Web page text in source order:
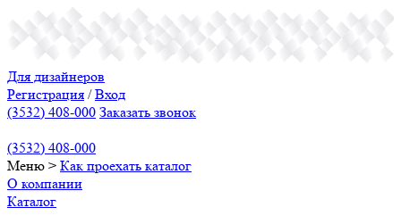
Для дизайнеров
Регистрация /Вход
(3532) 408-000 Заказать звонок
(3532) 408-000
Меню > Как проехать каталог
О компании
Каталог